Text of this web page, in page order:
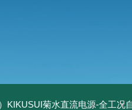
KIKUSUI菊水直流电源-全工况